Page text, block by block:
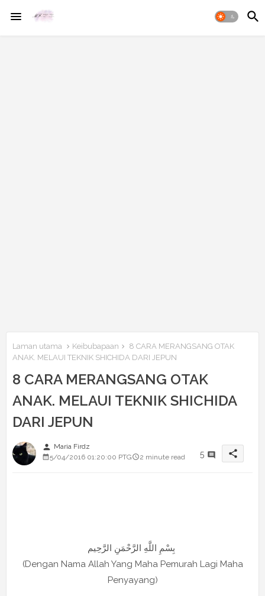
Laman utama Keibubapaan
8 CARA MERANGSANG OTAK
ANAK. MELAUI TEKNIK SHICHIDA DARI JEPUN
8 CARA MERANGSANG OTAK
ANAK. MELAUI TEKNIK SHICHIDA
DARI JEPUN
person Maria Firdz
5/04/2016 01:20:00 PTG
2 minute read 5 share
(Dengan Nama Allah Yang Maha Pemurah Lagi Maha
Penyayang)